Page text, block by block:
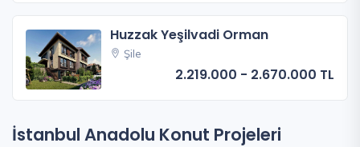
Huzzak Yeşilvadi Orman
Şile
2.219.000 - 2.670.000 TL
İstanbul Anadolu Konut Projeleri